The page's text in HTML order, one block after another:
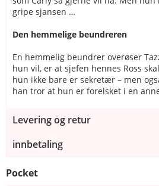
gripe sjansen …
Den hemmelige beundreren
En hemmelig beundrer overøser
hun vil, er at sjefen hennes Ross
hun ikke bare er sekretær – men
han tror at hun er forelsket i en
Levering og retur
innbetaling
Pocket